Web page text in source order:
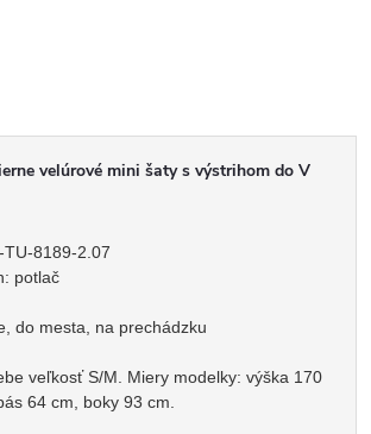
velúrové mini šaty s výstrihom do V
TU-8189-2.07
potlač
do mesta, na prechádzku
veľkosť S/M. Miery modelky: výška 170
64 cm, boky 93 cm.